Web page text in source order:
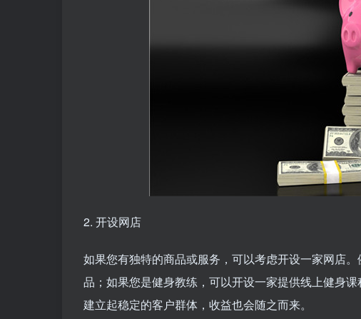
2. 开设网店
如果您有独特的商品或服务，可以考虑开设一家网店
品；如果您是健身教练，可以开设一家提供线上健身
建立起稳定的客户群体，收益也会随之而来。